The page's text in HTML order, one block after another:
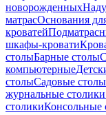
новорожденных
матрасОснования
кроватей
шкафы-кровати
столыБарные столы
компьютерные
столыСадовые столы
журнальные
столикиКонсольные